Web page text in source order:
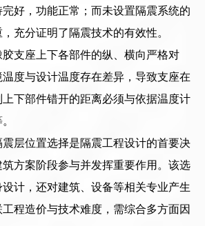
好，功能正常；而未设置隔震系统的
充分证明了隔震技术的有效性。
支座上下各部件的纵、横向严格对
度与设计温度存在差异，导致支座在
下部件错开的距离必须与依据温度计
震层位置选择是隔震工程设计的首要决
方案阶段参与并发挥重要作用。该选
计，还对建筑、设备等相关专业产生
程造价与技术难度，需综合多方面因